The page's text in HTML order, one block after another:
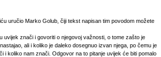
uručio Marko Golub, čiji tekst napisan tim povodom možete
uvijek znači i govoriti o njegovoj važnosti, o tome zašto je
ali i koliko je daleko dosegnuo izvan njega, po čemu je
i koliko nam znači. Odgovor na to pitanje uvijek će biti pomalo